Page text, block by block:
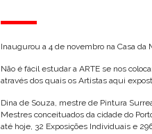
Inaugurou a 4 de novembro na Casa
Não é fácil estudar a ARTE se nos
através dos quais os Artistas aqui
Dina de Souza, mestre de Pintura
Mestres conceituados da cidade do
até hoje, 32 Exposições Individuais e